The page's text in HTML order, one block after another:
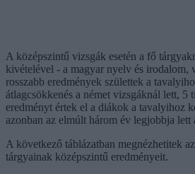
A középszintű vizsgák esetén a fő
kivételével - a magyar nyelv és irodalom,
rosszabb eredmények születtek a
átlagcsökkenés a német vizsgáknál lett, 5
eredményt értek el a diákok a tavalyihoz
azonban az elmúlt három év legjobbja lett
A következő táblázatban megnézhetitek
tárgyainak középszintű eredményeit.